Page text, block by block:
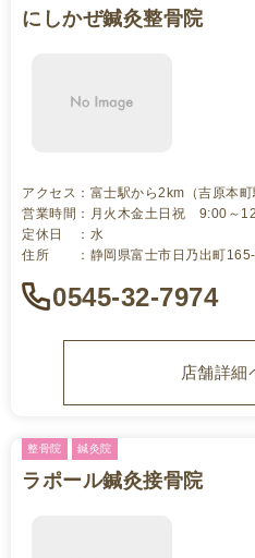
にしかぜ鍼灸整骨院
アクセス：富士駅から2km（吉原本
営業時間：月火木金土日祝 9:00～
定休日 ：水
住所 ：静岡県富士市日乃出町165-
0545-32-7974
店舗詳細
ラポール鍼灸接骨院
整骨院 鍼灸院